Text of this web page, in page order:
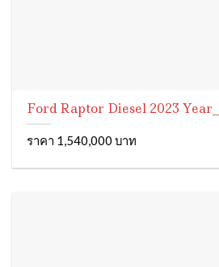
Ford Raptor Diesel 2023 Year_
ราคา 1,540,000 บาท